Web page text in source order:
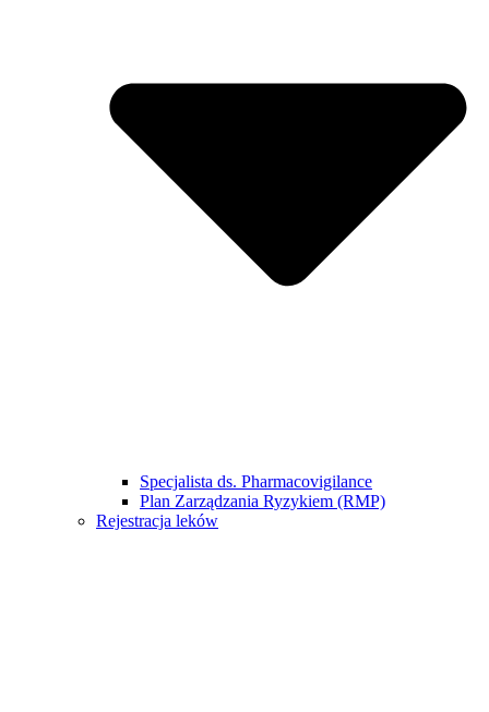
Specjalista ds. Pharmacovigilance
Plan Zarządzania Ryzykiem (RMP)
Rejestracja leków